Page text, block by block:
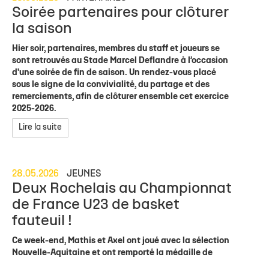
Soirée partenaires pour clôturer
la saison
Hier soir, partenaires, membres du staff et joueurs se
sont retrouvés au Stade Marcel Deflandre à l’occasion
d'une soirée de fin de saison. Un rendez-vous placé
sous le signe de la convivialité, du partage et des
remerciements, afin de clôturer ensemble cet exercice
2025-2026.
Lire la suite
28.05.2026 JEUNES
Deux Rochelais au Championnat
de France U23 de basket
fauteuil !
Ce week-end, Mathis et Axel ont joué avec la sélection
Nouvelle-Aquitaine et ont remporté la médaille de